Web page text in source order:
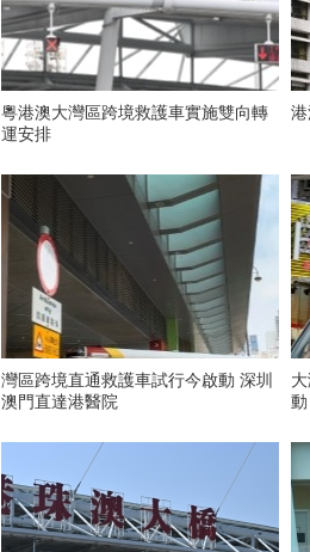
粵港澳大灣區跨境救護車實施雙向轉
運安排
灣區跨境直通救護車試行今啟動 深圳
澳門直達港醫院
動